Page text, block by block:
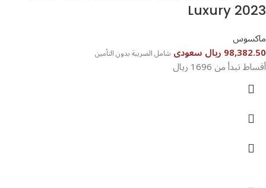
Luxury 2023
ماكسوس
98,382.50 ريال سعودى شامل الضريبة بدون التأمين
أقساط تبدأ من 1696 ريال